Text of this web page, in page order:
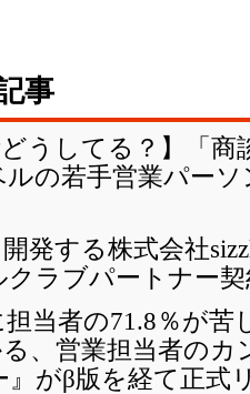
事
どうしてる？】「
の若手営業パー
発する株式会社
ラブパートナー
当者の71.8％が苦
る、営業担当者の
』がβ版を経て正式